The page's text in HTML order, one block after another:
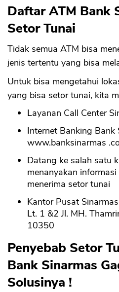
Daftar ATM Bank
Setor Tunai
Tidak semua ATM bisa
jenis tertentu yang bisa
Untuk bisa mengetahui
yang bisa setor tunai, kita
Layanan Call Center
Internet Banking Bank
www.banksinarmas
Datang ke salah satu
menanyakan
menerima setor tunai
Kantor Pusat
Lt. 1 &2 Jl. MH.
10350
Penyebab Setor
Bank Sinarmas
Solusinya !